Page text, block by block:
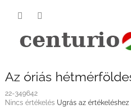
Az óriás
22-349642
A
Nincs értékelés Ugrás az értékeléshez